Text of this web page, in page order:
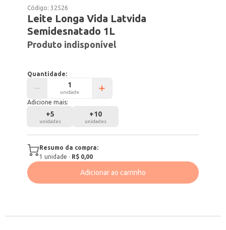
Código:32526
Leite Longa Vida Latvida
Semidesnatado 1L
Produto indisponível
Quantidade:
unidade
Adicione mais:
+5
unidades
+10
unidades
Resumo da compra:
1 unidade · R$ 0,00
Adicionar ao carrinho